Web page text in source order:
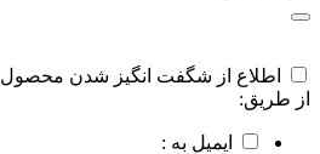
اطلاع از شگفت انگیز شدن محصول
از طریق:
ایمیل به :